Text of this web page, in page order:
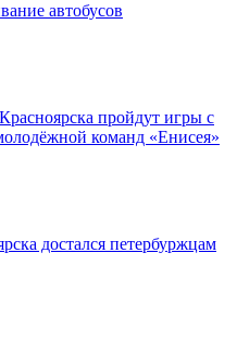
автобусов
пройдут игры с
команд «Енисея»
достался петербуржцам